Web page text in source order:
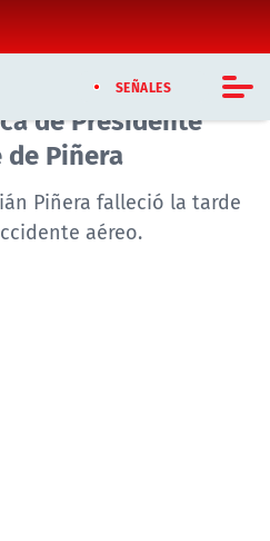
al contenido
SEÑALES
al país": la
de Presidente
Piñera
Piñera falleció la tarde
aéreo.